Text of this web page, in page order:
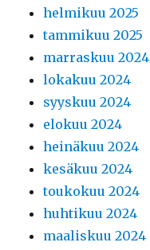
helmikuu 2025
tammikuu 2025
marraskuu 2024
lokakuu 2024
syyskuu 2024
elokuu 2024
heinäkuu 2024
kesäkuu 2024
toukokuu 2024
huhtikuu 2024
maaliskuu 2024